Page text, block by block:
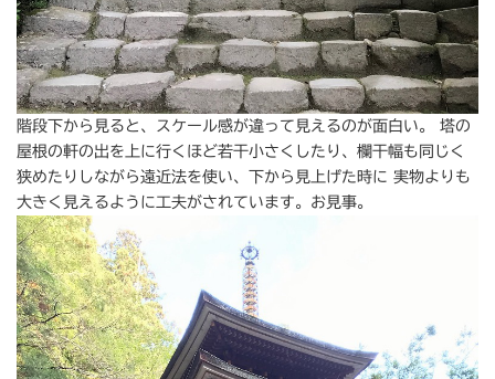
階段下から見ると、スケール感が違って見えるのが面白い。 塔の
屋根の軒の出を上に行くほど若干小さくしたり、欄干幅も同じく
狭めたりしながら遠近法を使い、下から見上げた時に 実物よりも
大きく見えるように工夫がされています。お見事。